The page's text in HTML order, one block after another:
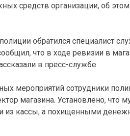
средств организации, об
обратился специалист
что в ходе ревизии в
в пресс-службе.
мероприятий сотрудники
магазина. Установлено, что
из кассы, а похищенными